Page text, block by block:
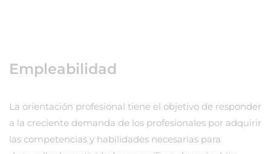
Empleabilidad
La orientación profesional tiene el objetivo de responder
a la creciente demanda de los profesionales por adquirir
las competencias y habilidades necesarias para